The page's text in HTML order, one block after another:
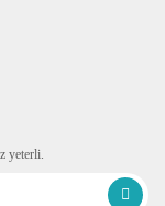
yeterli.